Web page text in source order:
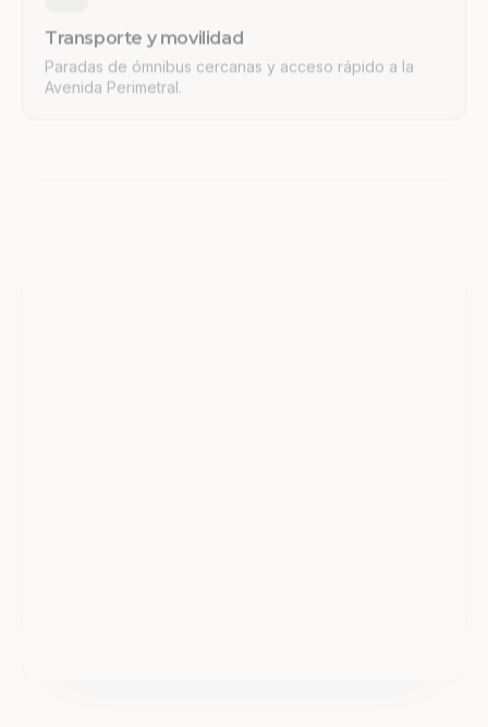
Paradas de ómnibus cercanas y acceso rápido a la
Avenida Perimetral.